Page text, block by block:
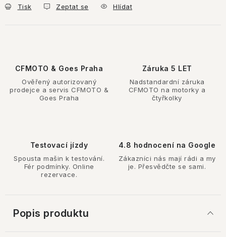
Tisk Zeptat se Hlídat
CFMOTO & Goes Praha
Ověřený autorizovaný
prodejce a servis CFMOTO &
Goes Praha
Záruka 5 LET
Nadstandardní záruka
CFMOTO na motorky a
čtyřkolky
Testovací jízdy
Spousta mašin k testování.
Fér podmínky. Online
rezervace.
4.8 hodnocení na Google
Zákazníci nás mají rádi a my
je. Přesvědčte se sami.
Popis produktu